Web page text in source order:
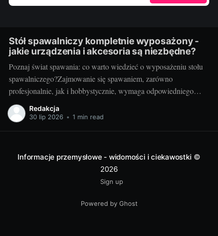
Stół spawalniczy kompletnie wyposażony -
jakie urządzenia i akcesoria są niezbędne?
Poznaj świat spawania: co warto wiedzieć o wyposażeniu stołu
spawalniczego?Zajmowanie się spawaniem, zarówno
profesjonalnie, jak i hobbystycznie, wymaga odpowiedniego
wyposażenia stołu spawalniczego. Wybór odpowiednich
akcesoriów jest kluczowy dla wydajności i bezpieczeństwa
Przyjrzyjmy się niektórym elementom.
Redakcja
30 lip 2026 • 1 min read
Informacje przemysłowe - widomości i ciekawostki ©
2026
Sign up
Powered by Ghost